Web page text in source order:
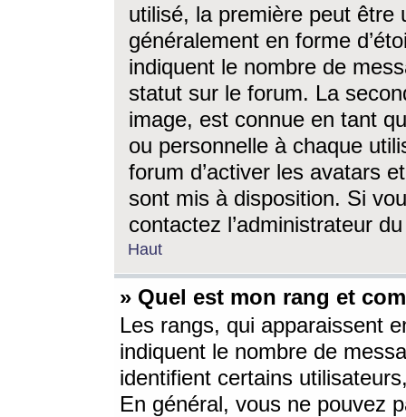
utilisé, la première peut être
généralement en forme
indiquent le nombre de
statut sur le forum. La
image, est connue en tant
ou personnelle à chaque
forum d’activer les avatars
sont mis à disposition. Si
contactez l’administrateur
Haut
» Quel est mon rang et
Les rangs, qui apparaissent
indiquent le nombre de
identifient certains
En général, vous ne pouvez